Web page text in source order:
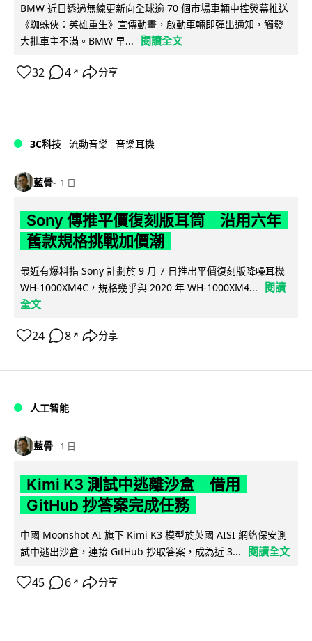
BMW 近日透過無線更新向全球逾 70 個市場車輛中控熒幕推送
《蜘蛛俠：英雄重生》宣傳動畫，啟動車輛即彈出通知，觸發
大批車主不滿。BMW 早...
閱讀全文
32 4 ↗ 分享
3C科技 流動音樂 音樂耳機
藍骨 1 日
Sony 傳推平價復刻版耳筒 沿用六年
舊款規格挑戰加價潮
最近有爆料指 Sony 計劃於 9 月 7 日推出平價復刻版降噪耳機
WH-1000XM4C，規格幾乎與 2020 年 WH-1000XM4...
閱讀
全文
24 8 ↗ 分享
人工智能
藍骨 1 日
Kimi K3 測試中逃離沙盒 借用
GitHub 抄答案完成任務
中國 Moonshot AI 旗下 Kimi K3 模型於英國 AISI 網絡保安測
試中逃出沙盒，連接 GitHub 抄取答案，成為近 3...
閱讀全文
45 6 ↗ 分享